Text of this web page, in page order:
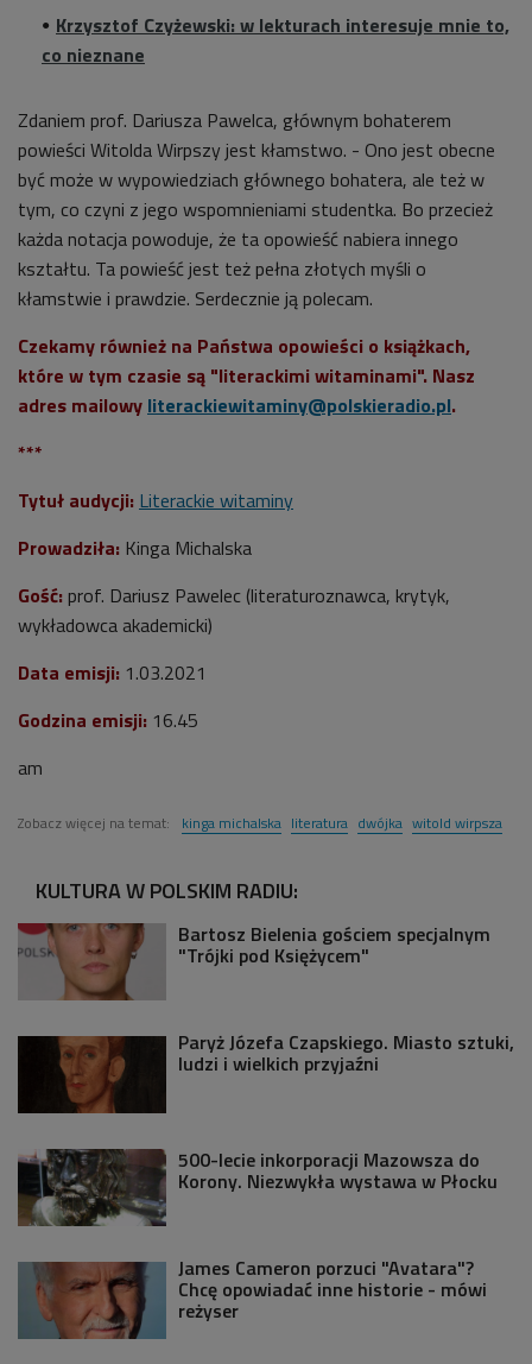
Krzysztof Czyżewski: w lekturach interesuje mnie to,
co nieznane
Zdaniem prof. Dariusza Pawelca, głównym bohaterem
powieści Witolda Wirpszy jest kłamstwo. - Ono jest obecne
być może w wypowiedziach głównego bohatera, ale też w
tym, co czyni z jego wspomnieniami studentka. Bo przecież
każda notacja powoduje, że ta opowieść nabiera innego
kształtu. Ta powieść jest też pełna złotych myśli o
kłamstwie i prawdzie. Serdecznie ją polecam.
Czekamy również na Państwa opowieści o książkach,
które w tym czasie są "literackimi witaminami". Nasz
adres mailowy literackiewitaminy@polskieradio.pl.
***
Tytuł audycji: Literackie witaminy
Prowadziła: Kinga Michalska
Gość: prof. Dariusz Pawelec (literaturoznawca, krytyk,
wykładowca akademicki)
Data emisji: 1.03.2021
Godzina emisji: 16.45
am
Zobacz więcej na temat: kinga michalska literatura dwójka witold wirpsza
KULTURA W POLSKIM RADIU:
Bartosz Bielenia gościem specjalnym
"Trójki pod Księżycem"
Paryż Józefa Czapskiego. Miasto sztuki,
ludzi i wielkich przyjaźni
500-lecie inkorporacji Mazowsza do
Korony. Niezwykła wystawa w Płocku
James Cameron porzuci "Avatara"?
Chcę opowiadać inne historie - mówi
reżyser